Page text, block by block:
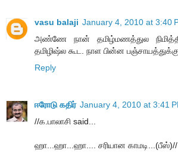
vasu balaji January 4, 2010 at 3:40
அண்ணே நான் தமிழ்மணத்துல
தமிழிஷ்ல கூட. நாள பின்ன
Reply
ஈரோடு கதிர் January 4, 2010 at 3:41
//க.பாலாசி said...
ஹா...ஹா...ஹா.... சரியான காமடி...(பீஸ்)//